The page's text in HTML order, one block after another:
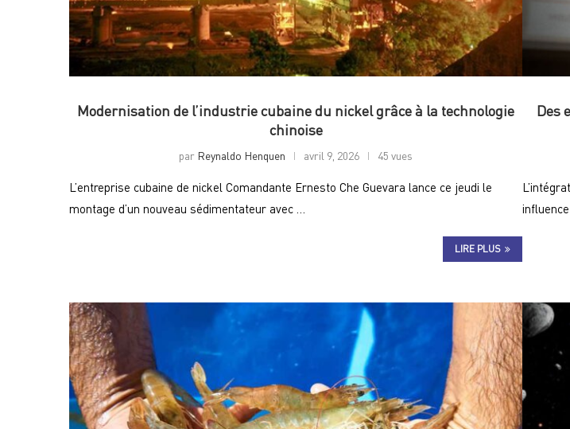
Modernisation de l’industrie cubaine du nickel grâce à la technologie
chinoise
par Reynaldo Henquen avril 9, 2026 45 vues
L’entreprise cubaine de nickel Comandante Ernesto Che Guevara lance ce jeudi le
montage d’un nouveau sédimentateur avec …
LIRE PLUS
Des